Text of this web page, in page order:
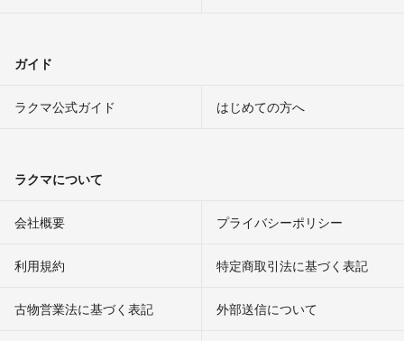
ガイド
ラクマ公式ガイド はじめての方へ
ラクマについて
会社概要 プライバシーポリシー
利用規約 特定商取引法に基づく表記
古物営業法に基づく表記 外部送信について